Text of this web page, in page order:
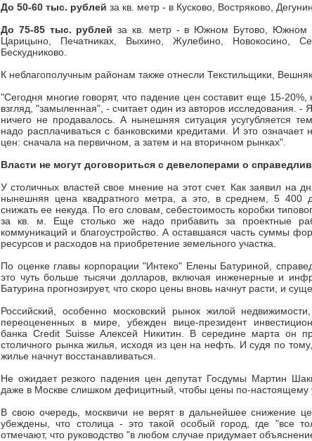
До 50-60 тыс. рублей за кв. метр - в Кусково, Востряково,
До 75-85 тыс. рублей за кв. метр - в Южном Бутово, Южном
Царицыно, Печатниках, Выхино, Жулебино, Новокосино,
Бескудниково.
К неблагополучным районам также отнесли Текстильщики,
"Сегодня многие говорят, что падение цен составит еще 15-
взгляд, "замыленная", - считает один из авторов исследования. -
ничего не продавалось. А нынешняя ситуация усугубляется
надо расплачиваться с банковскими кредитами. И это
цен: сначала на первичном, а затем и на вторичном рынках".
Власти не могут договориться с девелоперами о
У столичных властей свое мнение на этот счет. Как заявил на
нынешняя цена квадратного метра, а это, в среднем, 5 400
снижать ее некуда. По его словам, себестоимость коробки
за кв. м. Еще столько же надо прибавить за проектные
коммуникаций и благоустройство. А оставшаяся часть суммы
ресурсов и расходов на приобретение земельного участка.
По оценке главы корпорации "Интеко" Елены Батуриной,
это чуть больше тысячи долларов, включая инженерные и
Батурина прогнозирует, что скоро цены вновь начнут расти, и
Российский, особенно московский рынок жилой
переоцененных в мире, убежден вице-президент
банка Credit Suisse Алексей Никитин. В середине марта он
столичного рынка жилья, исходя из цен на нефть. И судя по
жилье начнут восстанавливаться.
Не ожидает резкого падения цен депутат Госдумы Мартин
даже в Москве слишком дефицитный, чтобы цены по-настоящему
В свою очередь, москвичи не верят в дальнейшее снижение
убеждены, что столица - это такой особый город, где "все
отмечают, что руководство "в любом случае придумает